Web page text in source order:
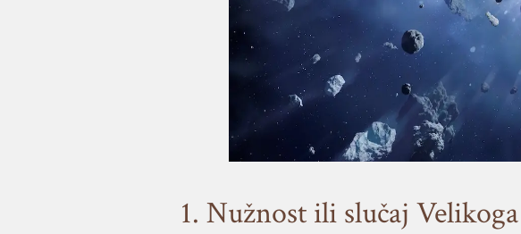
1. Nužnost ili slučaj Velikoga